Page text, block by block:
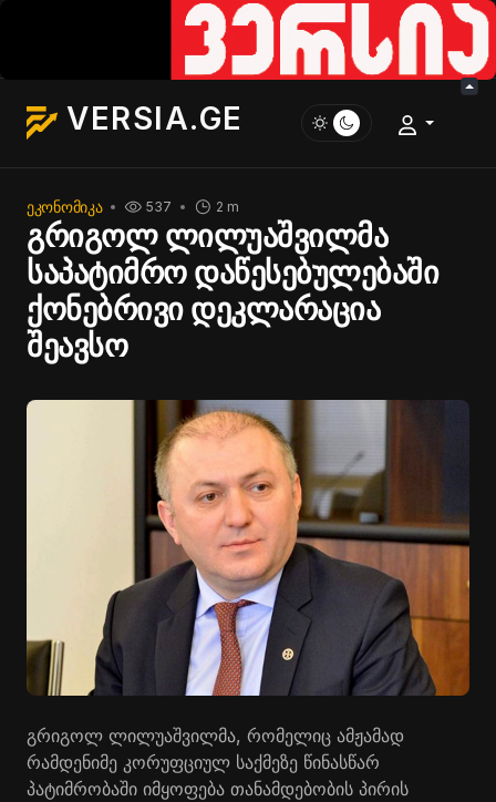
VERSIA.GE
ᲔᲙᲝᲜᲝᲛᲘᲙᲐ 2 m
537
გრიგოლ ლილუაშვილმა
საპატიმრო დაწესებულებაში
ქონებრივი დეკლარაცია
შეავსო
გრიგოლ ლილუაშვილმა, რომელიც ამჟამად
რამდენიმე კორუფციულ საქმეზე წინასწარ
პატიმრობაში იმყოფება თანამდებობის პირის